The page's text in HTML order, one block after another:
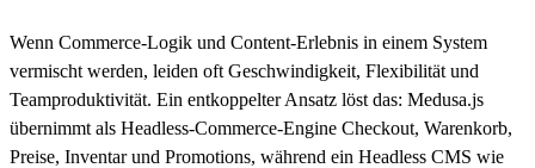
Wenn Commerce-Logik und Content-Erlebnis in einem System
vermischt werden, leiden oft Geschwindigkeit, Flexibilität und
Teamproduktivität. Ein entkoppelter Ansatz löst das: Medusa.js
übernimmt als Headless‑Commerce‑Engine Checkout, Warenkorb,
Preise, Inventar und Promotions, während ein Headless CMS wie